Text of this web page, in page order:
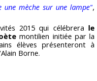
mèche sur une lampe",
2015 qui célébrera le
montilien initiée par la
élèves présenteront à
Borne.